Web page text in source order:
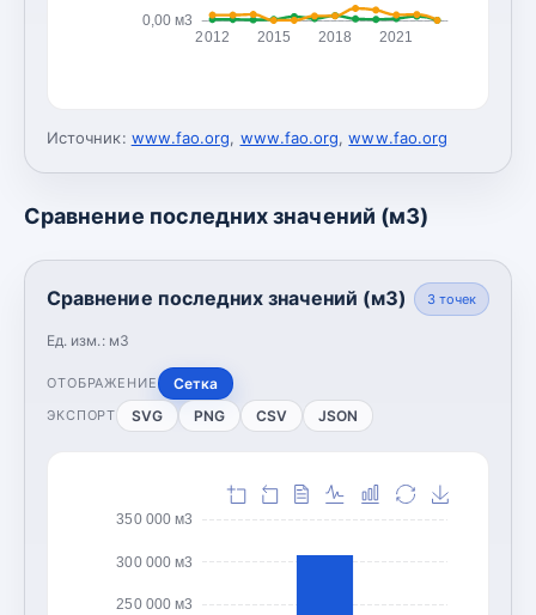
0,00 м3
2012 2015 2018 2021
Источник: www.fao.org, www.fao.org,www.fao.org
Сравнение последних значений (м3)
Сравнение последних значений (м3)
Ед. изм.: м3
3точек
ОТОБРАЖЕНИЕ Сетка
ЭКСПОРТ SVG PNG CSV JSON
250 000 м3
300 000 м3
350 000 м3